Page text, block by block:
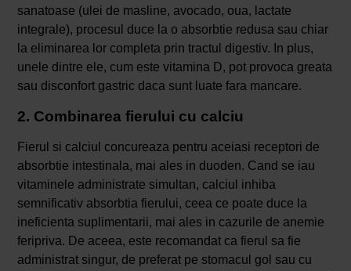
sanatoase (ulei de masline, avocado, oua, lactate
integrale), procesul duce la o absorbtie redusa sau chiar
la eliminarea lor completa prin tractul digestiv. In plus,
unele dintre ele, cum este vitamina D, pot provoca greata
sau disconfort gastric daca sunt luate fara mancare.
2. Combinarea fierului cu calciu
Fierul si calciul concureaza pentru aceiasi receptori de
absorbtie intestinala, mai ales in duoden. Cand se iau
vitaminele administrate simultan, calciul inhiba
semnificativ absorbtia fierului, ceea ce poate duce la
ineficienta suplimentarii, mai ales in cazurile de anemie
feripriva. De aceea, este recomandat ca fierul sa fie
administrat singur, de preferat pe stomacul gol sau cu